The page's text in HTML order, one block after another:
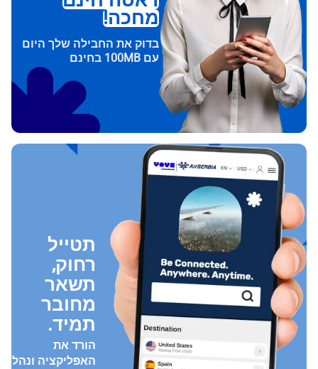
מחכה!
בדוק את החבילה שלך היום
עם 100MB בחינם
תטייל
רחוק,
תשאר
מחובר
תמיד.
הורד את
האפליקציה ונהל